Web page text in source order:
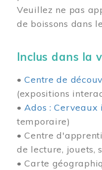
Veuillez ne pas
de boissons dans
Inclus dans la
•Centre de
(expositions
•Ados : Cerveaux
temporaire)
• Centre
de lecture, jouets,
• Carte